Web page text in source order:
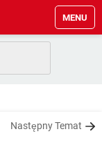
MENU
Następny Temat